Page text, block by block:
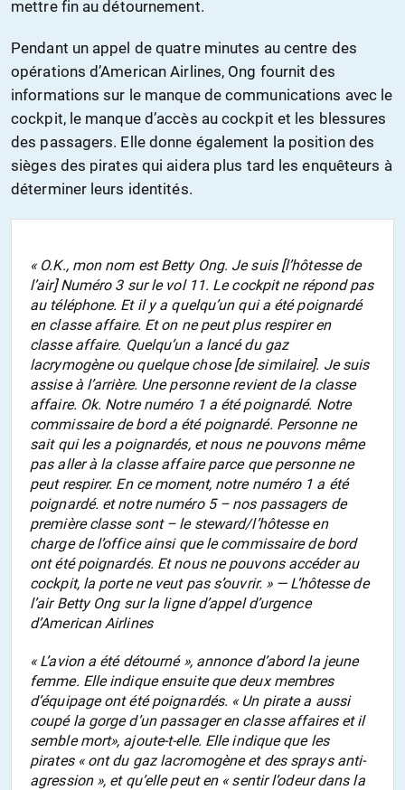
mettre fin au détournement.
Pendant un appel de quatre minutes au centre des
opérations d’American Airlines, Ong fournit des
informations sur le manque de communications avec le
cockpit, le manque d’accès au cockpit et les blessures
des passagers. Elle donne également la position des
sièges des pirates qui aidera plus tard les enquêteurs à
déterminer leurs identités.
« O.K., mon nom est Betty Ong. Je suis [l’hôtesse de
l’air] Numéro 3 sur le vol 11. Le cockpit ne répond pas
au téléphone. Et il y a quelqu’un qui a été poignardé
en classe affaire. Et on ne peut plus respirer en
classe affaire. Quelqu’un a lancé du gaz
lacrymogène ou quelque chose [de similaire]. Je suis
assise à l’arrière. Une personne revient de la classe
affaire. Ok. Notre numéro 1 a été poignardé. Notre
commissaire de bord a été poignardé. Personne ne
sait qui les a poignardés, et nous ne pouvons même
pas aller à la classe affaire parce que personne ne
peut respirer. En ce moment, notre numéro 1 a été
poignardé. et notre numéro 5 – nos passagers de
première classe sont – le steward/l’hôtesse en
charge de l’office ainsi que le commissaire de bord
ont été poignardés. Et nous ne pouvons accéder au
cockpit, la porte ne veut pas s’ouvrir. » — L’hôtesse de
l’air Betty Ong sur la ligne d’appel d’urgence
d’American Airlines
« L’avion a été détourné », annonce d’abord la jeune
femme. Elle indique ensuite que deux membres
d’équipage ont été poignardés. « Un pirate a aussi
coupé la gorge d’un passager en classe affaires et il
semble mort», ajoute-t-elle. Elle indique que les
pirates « ont du gaz lacromogène et des sprays anti-
agression », et qu’elle peut en « sentir l’odeur dans la